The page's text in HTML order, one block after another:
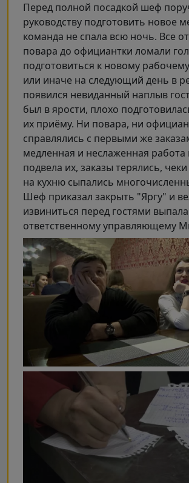
Перед полной посадкой шеф
руководству подготовить новое
команда не спала всю ночь. Все
повара до официантки ломали
подготовиться к новому
или иначе на следующий день в
появился невиданный наплыв
был в ярости, плохо
их приёму. Ни повара, ни
справлялись с первыми же
медленная и неслаженная
подвела их, заказы терялись,
на кухню сыпались
Шеф приказал закрыть "Яргу" и
извиниться перед гостями выпала
ответственному управляющему